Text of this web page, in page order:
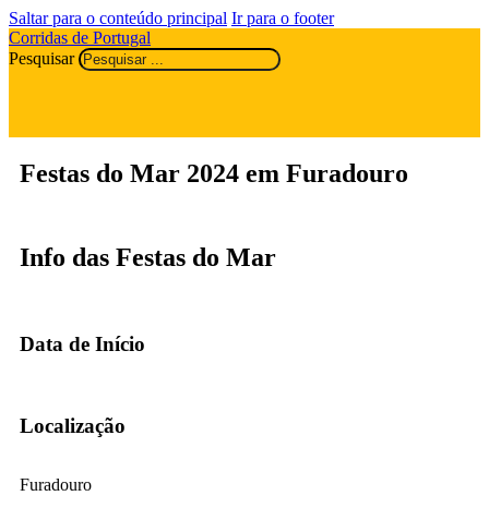
Saltar para o conteúdo principal Ir para o footer
Corridas de Portugal
Pesquisar
Festas do Mar 2024 em Furadouro
Info das Festas do Mar
Data de Início
Localização
Furadouro